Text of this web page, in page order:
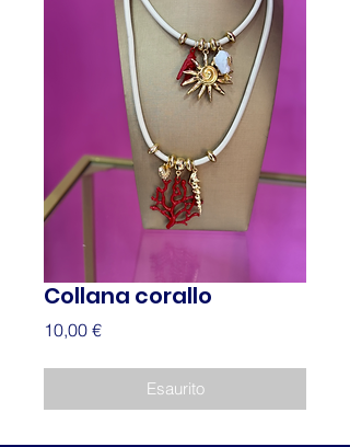
Collana corallo
10,00 €Prezzo
Esaurito